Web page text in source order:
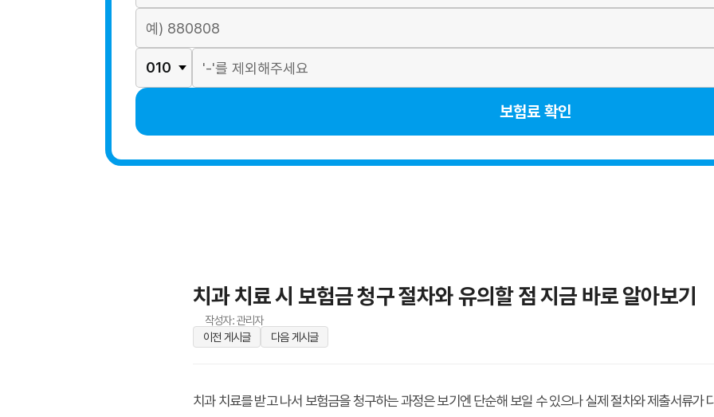
보험료 확인
치과 치료 시 보험금 청구 절차와 유의할 점 지금 바로 알아보기
작성자: 관리자
이전 게시글
다음 게시글
치과 치료를 받고 나서 보험금을 청구하는 과정은 보기엔 단순해 보일 수 있으나 실제 절차와 제출서류가